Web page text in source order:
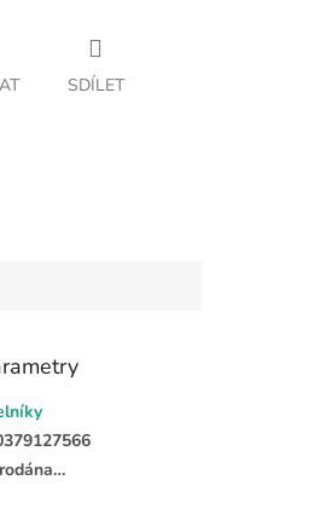
SDÍLET